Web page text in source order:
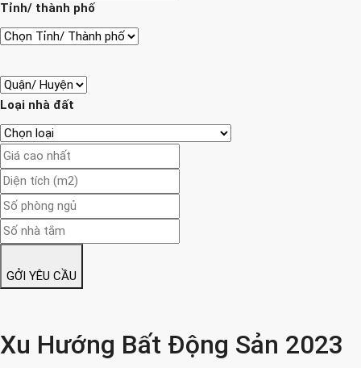
Tỉnh/ thành phố
Loại nhà đất
GỞI YÊU CẦU
Xu Hướng Bất Động Sản 2023